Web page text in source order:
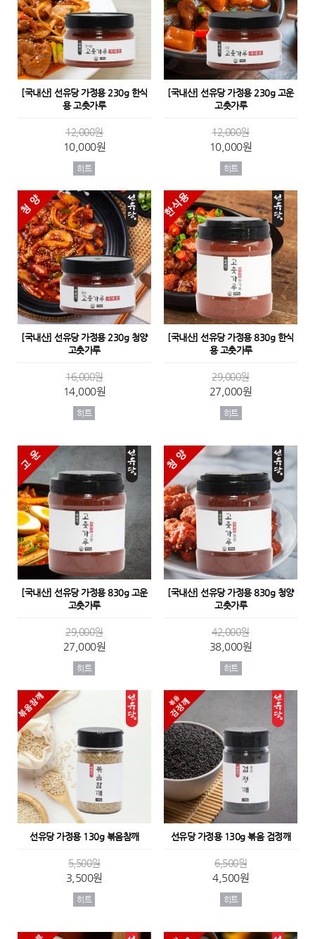
[국내산] 선유당 가정용 230g 한식
용 고춧가루
12,000원
10,000원
히트
[국내산] 선유당 가정용 230g 고운
고춧가루
12,000원
10,000원
히트
[국내산] 선유당 가정용 230g 청양
고춧가루
16,000원
14,000원
히트
[국내산] 선유당 가정용 830g 한식
용 고춧가루
29,000원
27,000원
히트
[국내산] 선유당 가정용 830g 고운
고춧가루
29,000원
27,000원
히트
[국내산] 선유당 가정용 830g 청양
고춧가루
42,000원
38,000원
히트
선유당 가정용 130g 볶음참깨
5,500원
3,500원
히트
선유당 가정용 130g 볶음 검정깨
6,500원
4,500원
히트